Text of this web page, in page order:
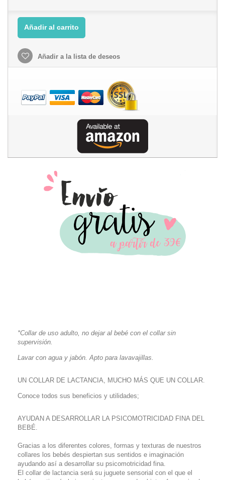
Añadir al carrito
Añadir a la lista de deseos
*Collar de uso adulto, no dejar al bebé con el collar sin
supervisión.
Lavar con agua y jabón. Apto para lavavajillas.
UN COLLAR DE LACTANCIA, MUCHO MÁS QUE UN COLLAR.
Conoce todos sus beneficios y utilidades;
AYUDAN A DESARROLLAR LA PSICOMOTRICIDAD FINA DEL
BEBÉ.
Gracias a los diferentes colores, formas y texturas de nuestros
collares los bebés despiertan sus sentidos e imaginación
ayudando así a desarrollar su psicomotricidad fina.
El collar de lactancia será su juguete sensorial con el que el